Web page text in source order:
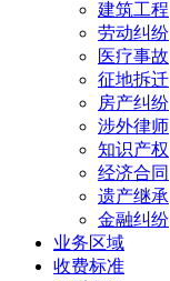
建筑工程
劳动纠纷
医疗事故
征地拆迁
房产纠纷
涉外律师
知识产权
经济合同
遗产继承
金融纠纷
业务区域
收费标准